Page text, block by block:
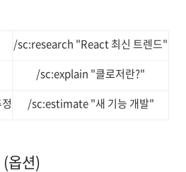
/sc:research "React 최신 트렌드"
/sc:explain "클로저란?"
/sc:estimate "새 기능 개발"
옵션)